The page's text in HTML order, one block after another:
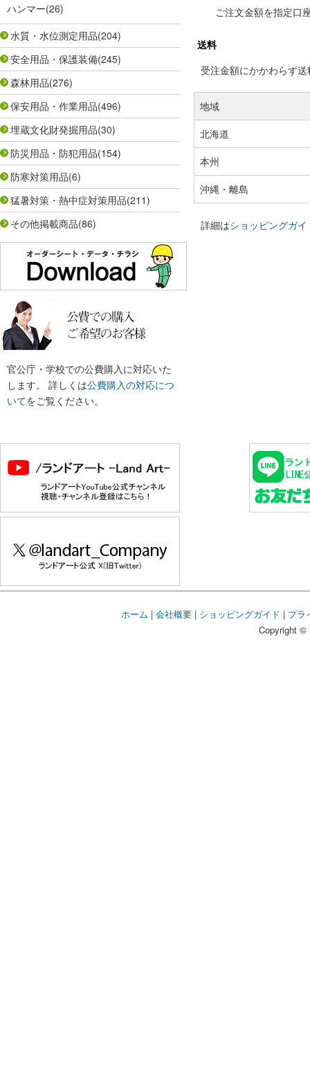
ハンマー(26)
水質・水位測定用品(204)
安全用品・保護装備(245)
森林用品(276)
保安用品・作業用品(496)
埋蔵文化財発掘用品(30)
防災用品・防犯用品(154)
防寒対策用品(6)
猛暑対策・熱中症対策用品(211)
その他掲載商品(86)
官公庁・学校での公費購入に対応いた
します。 詳しくは公費購入の対応につ
いてをご覧ください。
ご注文金額を指定口
送料
受注金額にかかわらず
地域
北海道
本州
沖縄・離島
詳細はショッピングガイ
ホーム | 会社概要| ショッピングガイド | プラ
Copyright ©